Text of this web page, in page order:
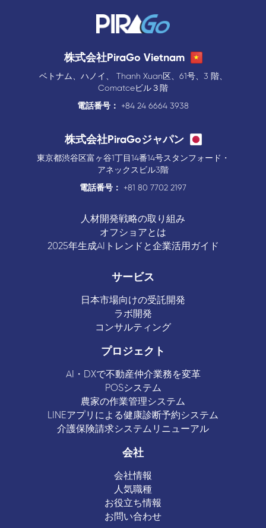
株式会社PiraGo Vietnam
ベトナム、ハノイ、 Thanh Xuan区、61号、3 階、
Comatceビル３階
電話番号：
+84 24 6664 3938
株式会社PiraGoジャパン
東京都渋谷区富ヶ谷1丁目14番14号スタンフォード・
アネックスビル3階
電話番号：
+81 80 7702 2197
人材開発戦略の取り組み
オフショアとは
2025年生成AIトレンドと企業活用ガイド
サービス
日本市場向けの受託開発
ラボ開発
コンサルティング
プロジェクト
AI・DXで不動産仲介業務を変革
POSシステム
農家の作業管理システム
LINEアプリによる健康診断予約システム
介護保険請求システムリニューアル
会社
会社情報
人気職種
お役立ち情報
お問い合わせ